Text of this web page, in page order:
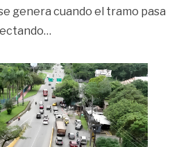
genera cuando el tramo pasa
…